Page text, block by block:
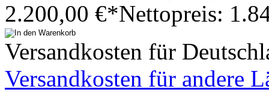
2.200,00 €*Nettopreis:
Versandkosten für
Versandkosten für andere